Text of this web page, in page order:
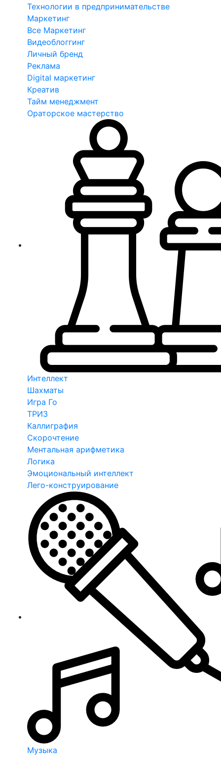
Технологии в предпринимательстве
Маркетинг
Все Маркетинг
Видеоблоггинг
Личный бренд
Реклама
Digital маркетинг
Креатив
Тайм менеджмент
Ораторское мастерство
Интеллект
Шахматы
Игра Го
ТРИЗ
Каллиграфия
Скорочтение
Ментальная арифметика
Логика
Эмоциональный интеллект
Лего-конструирование
Музыка